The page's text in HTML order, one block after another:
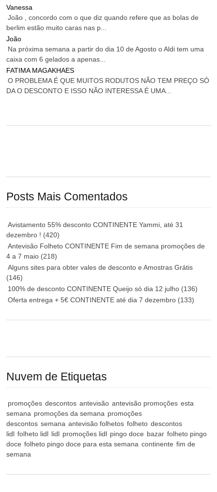
Vanessa
João , concordo com o que diz quando refere que as bolas de
berlim estão muito caras nas p...
João
Na próxima semana a partir do dia 10 de Agosto o Aldi tem uma
caixa com 6 gelados a apenas...
FATIMA MAGAKHAES
O PROBLEMA É QUE MUITOS RODUTOS NÃO TEM PREÇO SÓ
DA O DESCONTO E ISSO NÃO INTERESSA É UMA...
Posts Mais Comentados
Avistamento 55% desconto CONTINENTE Yammi, até 31
dezembro ! (420)
Antevisão Folheto CONTINENTE Fim de semana promoções de
4 a 7 maio (218)
Alguns sites para obter vales de desconto e Amostras Grátis
(146)
100% de desconto CONTINENTE Queijo só dia 12 julho (136)
Oferta entrega + 5€ CONTINENTE até dia 7 dezembro (133)
Nuvem de Etiquetas
promoções descontos antevisão antevisão promoções esta
semana promoções da semana promoções
descontos semana antevisão folhetos folheto descontos
lidl folheto lidl lidl promoções lidl pingo doce bazar folheto pingo
doce folheto pingo doce para esta semana continente fim de
semana